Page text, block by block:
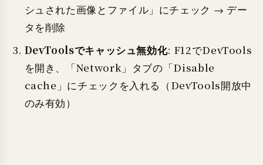
シュされた画像とファイル」にチェック → デー
タを削除
DevToolsでキャッシュ無効化: F12でDevTools
を開き、「Network」タブの「Disable
cache」にチェックを入れる（DevTools開放中
のみ有効）